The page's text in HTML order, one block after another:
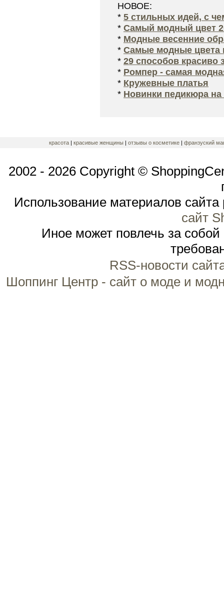
НОВОЕ:
* 5 стильных идей, с
* Самый модный цвет
* Модные весенние
* Самые модные цвета
* 29 способов красиво
* Ромпер - самая
* Кружевные платья
* Новинки педикюра
красота | красивые женщины | отзывы о косметике | франзуский
2002 - 2026 Copyright ©
Использование материалов
сайт
Иное может повлечь за
RSS-новости
Шоппинг Центр - сайт о моде и